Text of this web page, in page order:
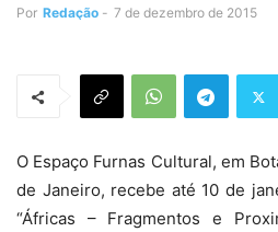
Por Redação - 7 de dezembro de 2015
O Espaço Furnas Cultural, em
de Janeiro, recebe até 10 de
“Áfricas – Fragmentos e